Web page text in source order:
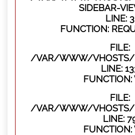
SIDEBAR-
LINE: 3
FUNCTION:
FILE:
/VAR/WWW/VHOSTS/
LINE:
FUNCTION:
FILE:
/VAR/WWW/VHOSTS/
LINE:
FUNCTION: